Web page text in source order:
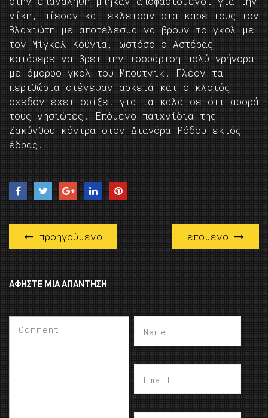
νίκη, πίεσαν και έκλεισαν στα καρέ τους τον
Βλαχιώτη με αποτέλεσμα να βρουν το γκολ με
τον Μίγκελ Κούνια, ωστόσο ο Αστέρας
κατάφερε να βρει την ισοφάριση πολύ γρήγορα
με όμορφο γκολ του Μπούτνικ. Πλέον τα
περιθώρια στένεψαν αρκετά και ο κλοιός
σχεδόν έχει σφίξει για τα καλά σε ότι αφορά
τους νησιώτες. Επόμενο παιχνίδια της
Ζακύνθου κόντρα στον Διαγόρα Ρόδου εκτός
έδρας.
προηγούμενο επόμενο
ΑΦΉΣΤΕ ΜΙΑ ΑΠΆΝΤΗΣΗ